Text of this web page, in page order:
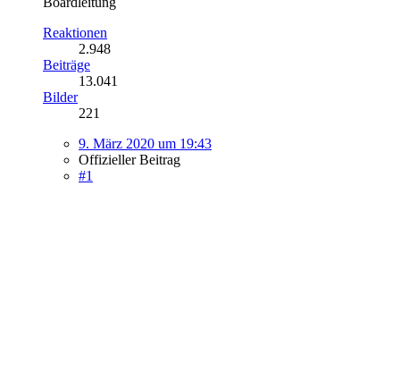
Reaktionen
2.948
Beiträge
13.041
Bilder
221
9. März 2020 um 19:43
Offizieller Beitrag
#1